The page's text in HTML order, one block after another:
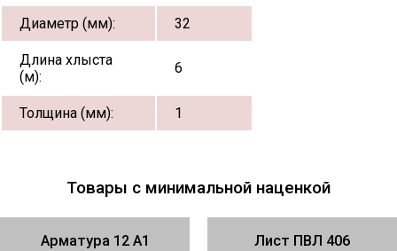
Диаметр (мм): 32
Длина хлыста
(м):
6
Толщина (мм): 1
Товары с минимальной наценкой
Арматура 12 А1
Лист ПВЛ 406